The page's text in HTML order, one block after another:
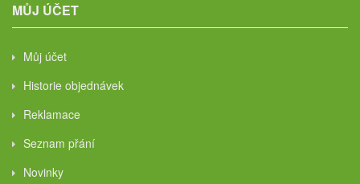
MŮJ ÚČET
Můj účet
Historie objednávek
Reklamace
Seznam přání
Novinky